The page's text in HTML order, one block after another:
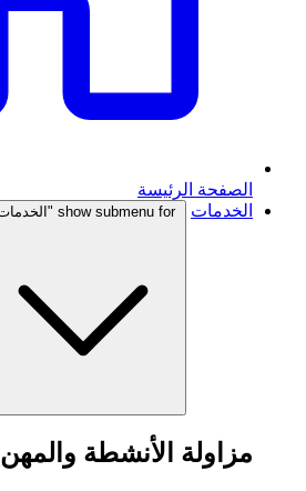
الصفحة الرئيسة
الخدمات
show submenu for "الخدمات"
مزاولة الأنشطة والمهن